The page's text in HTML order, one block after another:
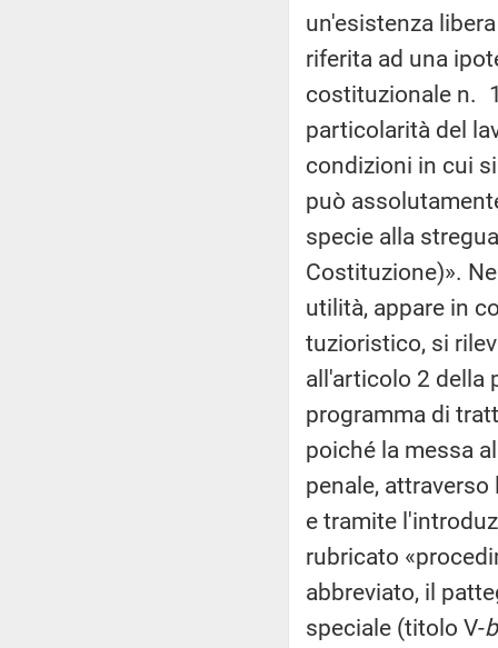
un'esistenza
riferita ad una
costituzionale n.
particolarità del
condizioni in cui
può
specie alla
Costituzione)».
utilità, appare in
tuzioristico, si
all'articolo 2 della
programma di
poiché la messa
penale,
e tramite
rubricato
abbreviato, il
speciale (titolo V-